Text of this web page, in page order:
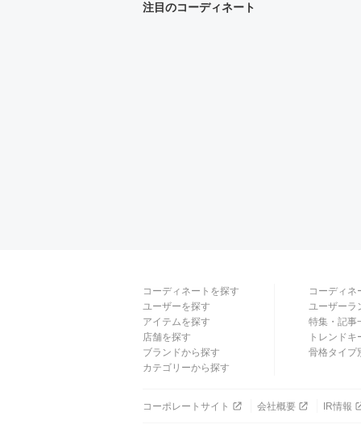
注目のコーディネート
コーディネートを探す
ユーザーを探す
アイテムを探す
店舗を探す
ブランドから探す
カテゴリーから探す
コーディネ
ユーザーラ
特集・記事
トレンドキ
骨格タイプ
コーポレートサイト 会社概要 IR情報